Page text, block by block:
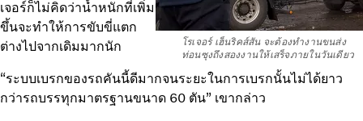
โรเจอร์ เฮ็นริคส์สัน จะต้องทำงานขนส่ง
ท่อนซุงถึงสองงานให้เสร็จภายในวันเดียว
เจอร์ก็ไม่คิดว่าน้ำหนักที่เพิ่ม
ขึ้นจะทำให้การขับขี่แตก
ต่างไปจากเดิมมากนัก
“ระบบเบรกของรถคันนี้ดีมากจนระยะในการเบรกนั้นไม่ได้ยาว
กว่ารถบรรทุกมาตรฐานขนาด 60 ตัน” เขากล่าว